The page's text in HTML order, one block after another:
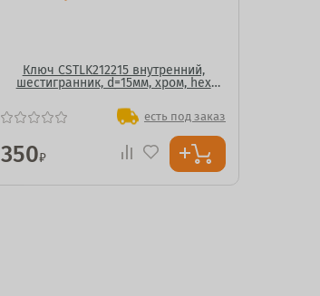
Ключ CSTLK212215 внутренний,
шестигранник, d=15мм, хром, hex
есть под заказ
350₽